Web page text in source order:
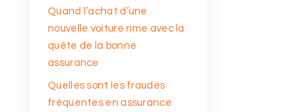
Quand l’achat d’une
nouvelle voiture rime avec la
quête de la bonne
assurance
Quelles sont les fraudes
fréquentes en assurance